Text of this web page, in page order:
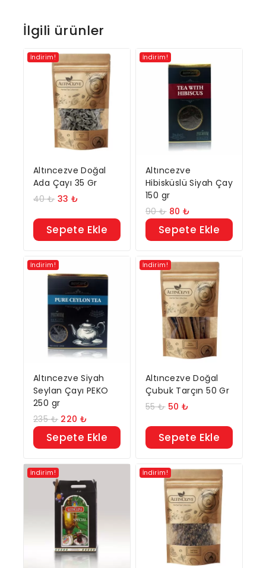
İlgili ürünler
İndirim!
Altıncezve Doğal
Ada Çayı 35 Gr
40₺ 33₺
Sepete Ekle
İndirim!
Altıncezve
Hibisküslü Siyah Çay
150 gr
90₺ 80₺
Sepete Ekle
İndirim!
Altıncezve Siyah
Seylan Çayı PEKO
250 gr
235₺ 220₺
Sepete Ekle
İndirim!
Altıncezve Doğal
Çubuk Tarçın 50 Gr
55₺ 50₺
Sepete Ekle
İndirim! İndirim!